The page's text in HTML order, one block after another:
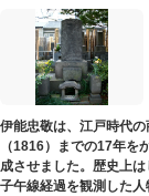
伊能忠敬は、江戸時代
（1816）までの17年を
成させました。歴史上
子午線経過を観測した